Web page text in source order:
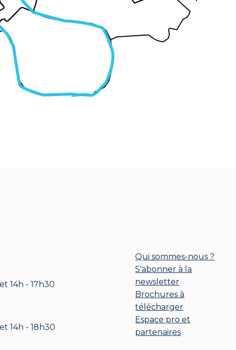
14h - 17h30
14h - 18h30
Qui sommes-nous ?
S'abonner à la
newsletter
Brochures à
télécharger
Espace pro et
partenaires